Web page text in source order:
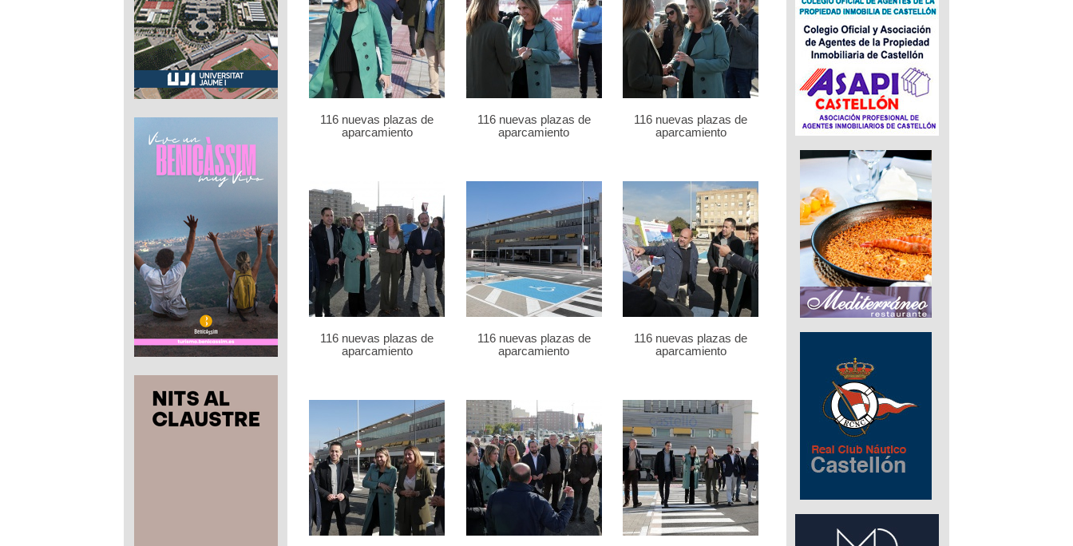
116 nuevas plazas de
aparcamiento
116 nuevas plazas de
aparcamiento
116 nuevas plazas de
aparcamiento
116 nuevas plazas de
aparcamiento
116 nuevas plazas de
aparcamiento
116 nuevas plazas de
aparcamiento